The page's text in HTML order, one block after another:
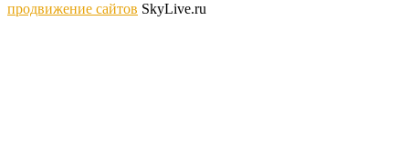
продвижение сайтов SkyLive.ru